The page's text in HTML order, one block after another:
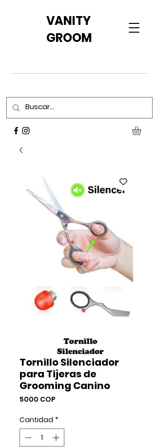
VANITY
GROOM
Tornillo Silenciador
para Tijeras de
Grooming Canino
5000 COP
Cantidad *